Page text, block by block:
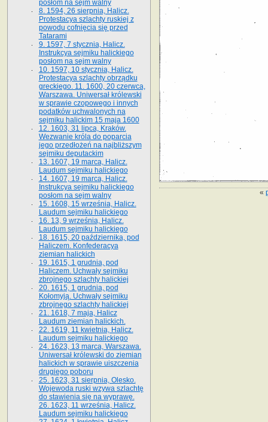
«
posłom na sejm walny
8. 1594, 26 sierpnia, Halicz.
Protestacya szlachty ruskiej z
powodu cofnięcia się przed
Tatarami
9. 1597, 7 stycznia, Halicz.
Instrukcya sejmiku halickiego
posłom na sejm walny
10. 1597, 10 stycznia, Halicz.
Protestacya szlachty obrządku
greckiego. 11. 1600, 20 czerwca,
Warszawa. Uniwersał królewski
w sprawie czopowego i innych
podatków uchwalonych na
sejmiku halickim 15 maja 1600
12. 1603, 31 lipca, Kraków.
Wezwanie króla do poparcia
jego przedłożeń na najbliższym
sejmiku deputackim
13. 1607, 19 marca, Halicz.
Laudum sejmiku halickiego
14. 1607, 19 marca, Halicz.
Instrukcya sejmiku halickiego
posłom na sejm walny
15. 1608, 15 września, Halicz.
Laudum sejmiku halickiego
16. 13, 9 września, Halicz.
Laudum sejmiku halickiego
18. 1615, 20 października, pod
Haliczem. Konfederacya
ziemian halickich
19. 1615, 1 grudnia, pod
Haliczem. Uchwały sejmiku
zbrojnego szlachty halickiej
20. 1615, 1 grudnia, pod
Kołomyją. Uchwały sejmiku
zbrojnego szlachty halickiej
21. 1618, 7 maja, Halicz
Laudum ziemian halickich.
22. 1619, 11 kwietnia, Halicz.
Laudum sejmiku halickiego
24. 1623, 13 marca, Warszawa.
Uniwersał królewski do ziemian
halickich w sprawie uiszczenia
drugiego poboru
25. 1623, 31 sierpnia, Olesko.
Wojewoda ruski wzywa szlachtę
do stawienia się na wyprawę.
26. 1623, 11 września, Halicz.
Laudum sejmiku halickiego